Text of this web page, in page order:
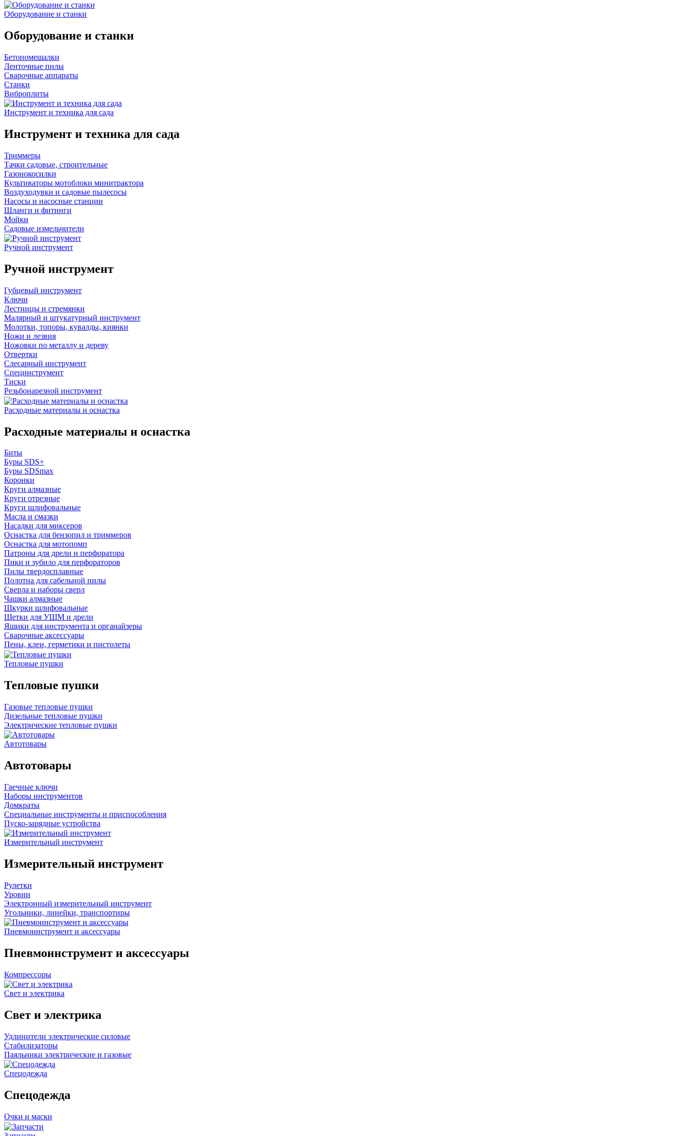
Оборудование и станки
Оборудование и станки
Бетономешалки
Ленточные пилы
Сварочные аппараты
Станки
Виброплиты
Инструмент и техника для сада
Инструмент и техника для сада
Триммеры
Тачки садовые, строительные
Газонокосилки
Культиваторы мотоблоки минитрактора
Воздуходувки и садовые пылесосы
Насосы и насосные станции
Шланги и фитинги
Мойки
Садовые измельчители
Ручной инструмент
Ручной инструмент
Губцевый инструмент
Ключи
Лестницы и стремянки
Малярный и штукатурный инструмент
Молотки, топоры, кувалды, киянки
Ножи и лезвия
Ножовки по металлу и дереву
Отвертки
Слесарный инструмент
Специнструмент
Тиски
Резьбонарезной инструмент
Расходные материалы и оснастка
Расходные материалы и оснастка
Биты
Буры SDS+
Буры SDSmax
Коронки
Круги алмазные
Круги отрезные
Круги шлифовальные
Масла и смазки
Насадки для миксеров
Оснастка для бензопил и триммеров
Оснастка для мотопомп
Патроны для дрели и перфоратора
Пики и зубило для перфораторов
Пилы твердосплавные
Полотна для сабельной пилы
Сверла и наборы сверл
Чашки алмазные
Шкурки шлифовальные
Щетки для УШМ и дрели
Ящики для инструмента и органайзеры
Сварочные аксессуары
Пены, клеи, герметики и пистолеты
Тепловые пушки
Тепловые пушки
Газовые тепловые пушки
Дизельные тепловые пушки
Электрические тепловые пушки
Автотовары
Автотовары
Гаечные ключи
Наборы инструментов
Домкраты
Специальные инструменты и приспособления
Пуско-зарядные устройства
Измерительный инструмент
Измерительный инструмент
Рулетки
Уровни
Электронный измерительный инструмент
Угольники, линейки, транспортиры
Пневмоинструмент и аксессуары
Пневмоинструмент и аксессуары
Компрессоры
Свет и электрика
Свет и электрика
Удлинители электрические силовые
Стабилизаторы
Паяльники электрические и газовые
Спецодежда
Спецодежда
Очки и маски